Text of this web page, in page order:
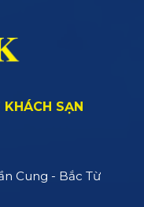
SẠN
Cung - Bắc Từ